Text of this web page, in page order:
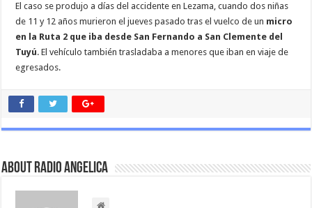
El caso se produjo a días del accidente en Lezama, cuando dos niñas
de 11 y 12 años murieron el jueves pasado tras el vuelco de un micro
en la Ruta 2 que iba desde San Fernando a San Clemente del
Tuyú. El vehículo también trasladaba a menores que iban en viaje de
egresados.
About Radio Angelica